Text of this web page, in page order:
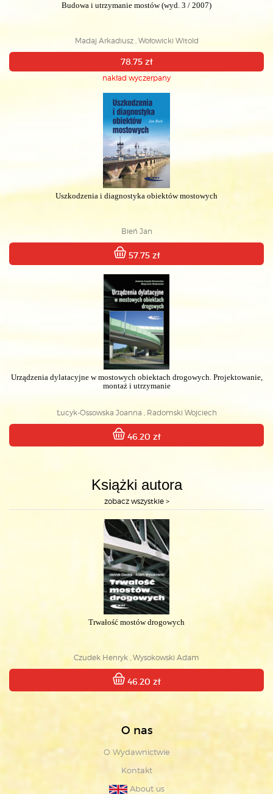
Budowa i utrzymanie mostów (wyd. 3 / 2007)
Madaj Arkadiusz , Wołowicki Witold
78.75 zł
nakład wyczerpany
Uszkodzenia i diagnostyka obiektów mostowych
Bień Jan
57.75 zł
Urządzenia dylatacyjne w mostowych obiektach drogowych. Projektowanie,
montaż i utrzymanie
Łucyk-Ossowska Joanna , Radomski Wojciech
46.20 zł
Książki autora
zobacz wszystkie >
Trwałość mostów drogowych
Czudek Henryk , Wysokowski Adam
46.20 zł
O nas
O Wydawnictwie
Kontakt
About us